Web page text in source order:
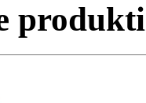
produkti